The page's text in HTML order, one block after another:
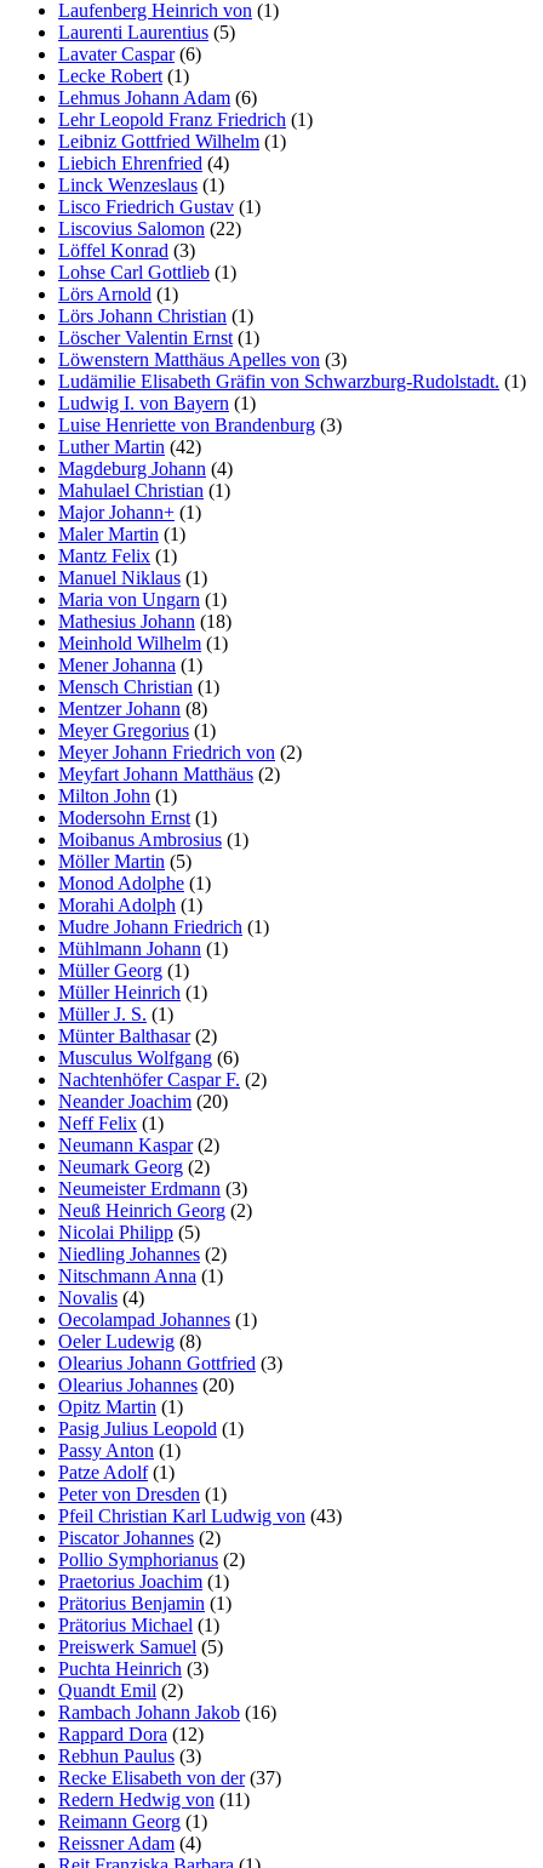
Laufenberg Heinrich von (1)
Laurenti Laurentius (5)
Lavater Caspar(6)
Lecke Robert (1)
Lehmus Johann Adam (6)
Lehr Leopold Franz Friedrich (1)
Leibniz Gottfried Wilhelm (1)
Liebich Ehrenfried (4)
Linck Wenzeslaus (1)
Lisco Friedrich Gustav (1)
Liscovius Salomon (22)
Löffel Konrad (3)
Lohse Carl Gottlieb (1)
Lörs Arnold (1)
Lörs Johann Christian (1)
Löscher Valentin Ernst (1)
Löwenstern Matthäus Apelles von (3)
Ludämilie Elisabeth Gräfin von Schwarzburg-Rudolstadt. (1)
Ludwig I. von Bayern (1)
Luise Henriette von Brandenburg (3)
Luther Martin (42)
Magdeburg Johann (4)
Mahulael Christian (1)
Major Johann+ (1)
Maler Martin (1)
Mantz Felix (1)
Manuel Niklaus (1)
Maria von Ungarn (1)
Mathesius Johann (18)
Meinhold Wilhelm (1)
Mener Johanna (1)
Mensch Christian (1)
Mentzer Johann (8)
Meyer Gregorius (1)
Meyer Johann Friedrich von (2)
Meyfart Johann Matthäus (2)
Milton John (1)
Modersohn Ernst (1)
Moibanus Ambrosius (1)
Möller Martin (5)
Monod Adolphe (1)
Morahi Adolph (1)
Mudre Johann Friedrich (1)
Mühlmann Johann (1)
Müller Georg (1)
Müller Heinrich (1)
Müller J. S. (1)
Münter Balthasar(2)
Musculus Wolfgang (6)
Nachtenhöfer Caspar F. (2)
Neander Joachim (20)
Neff Felix (1)
Neumann Kaspar(2)
Neumark Georg (2)
Neumeister Erdmann (3)
Neuß Heinrich Georg (2)
Nicolai Philipp (5)
Niedling Johannes (2)
Nitschmann Anna (1)
Novalis (4)
Oecolampad Johannes (1)
Oeler Ludewig (8)
Olearius Johann Gottfried (3)
Olearius Johannes (20)
Opitz Martin (1)
Pasig Julius Leopold (1)
Passy Anton (1)
Patze Adolf(1)
Peter von Dresden (1)
Pfeil Christian Karl Ludwig von (43)
Piscator Johannes (2)
Pollio Symphorianus (2)
Praetorius Joachim (1)
Prätorius Benjamin (1)
Prätorius Michael (1)
Preiswerk Samuel (5)
Puchta Heinrich (3)
Quandt Emil (2)
Rambach Johann Jakob (16)
Rappard Dora (12)
Rebhun Paulus (3)
Recke Elisabeth von der(37)
Redern Hedwig von (11)
Reimann Georg (1)
Reissner Adam (4)